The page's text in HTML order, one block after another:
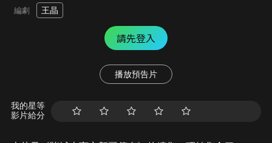
編劇 王晶
請先登入
播放預告片
我的星等
影片給分